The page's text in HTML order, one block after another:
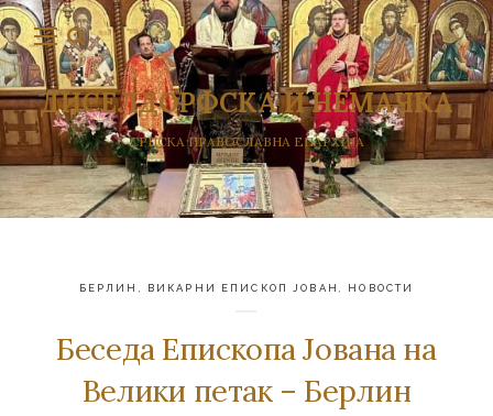
ДИСЕЛДОРФСКА И НЕМАЧКА
СРПСКА ПРАВОСЛАВНА ЕПАРХИЈА
БЕРЛИН ВИКАРНИ ЕПИСКОП ЈОВАН НОВОСТИ
Беседа Епископа Јована на
Велики петак – Берлин